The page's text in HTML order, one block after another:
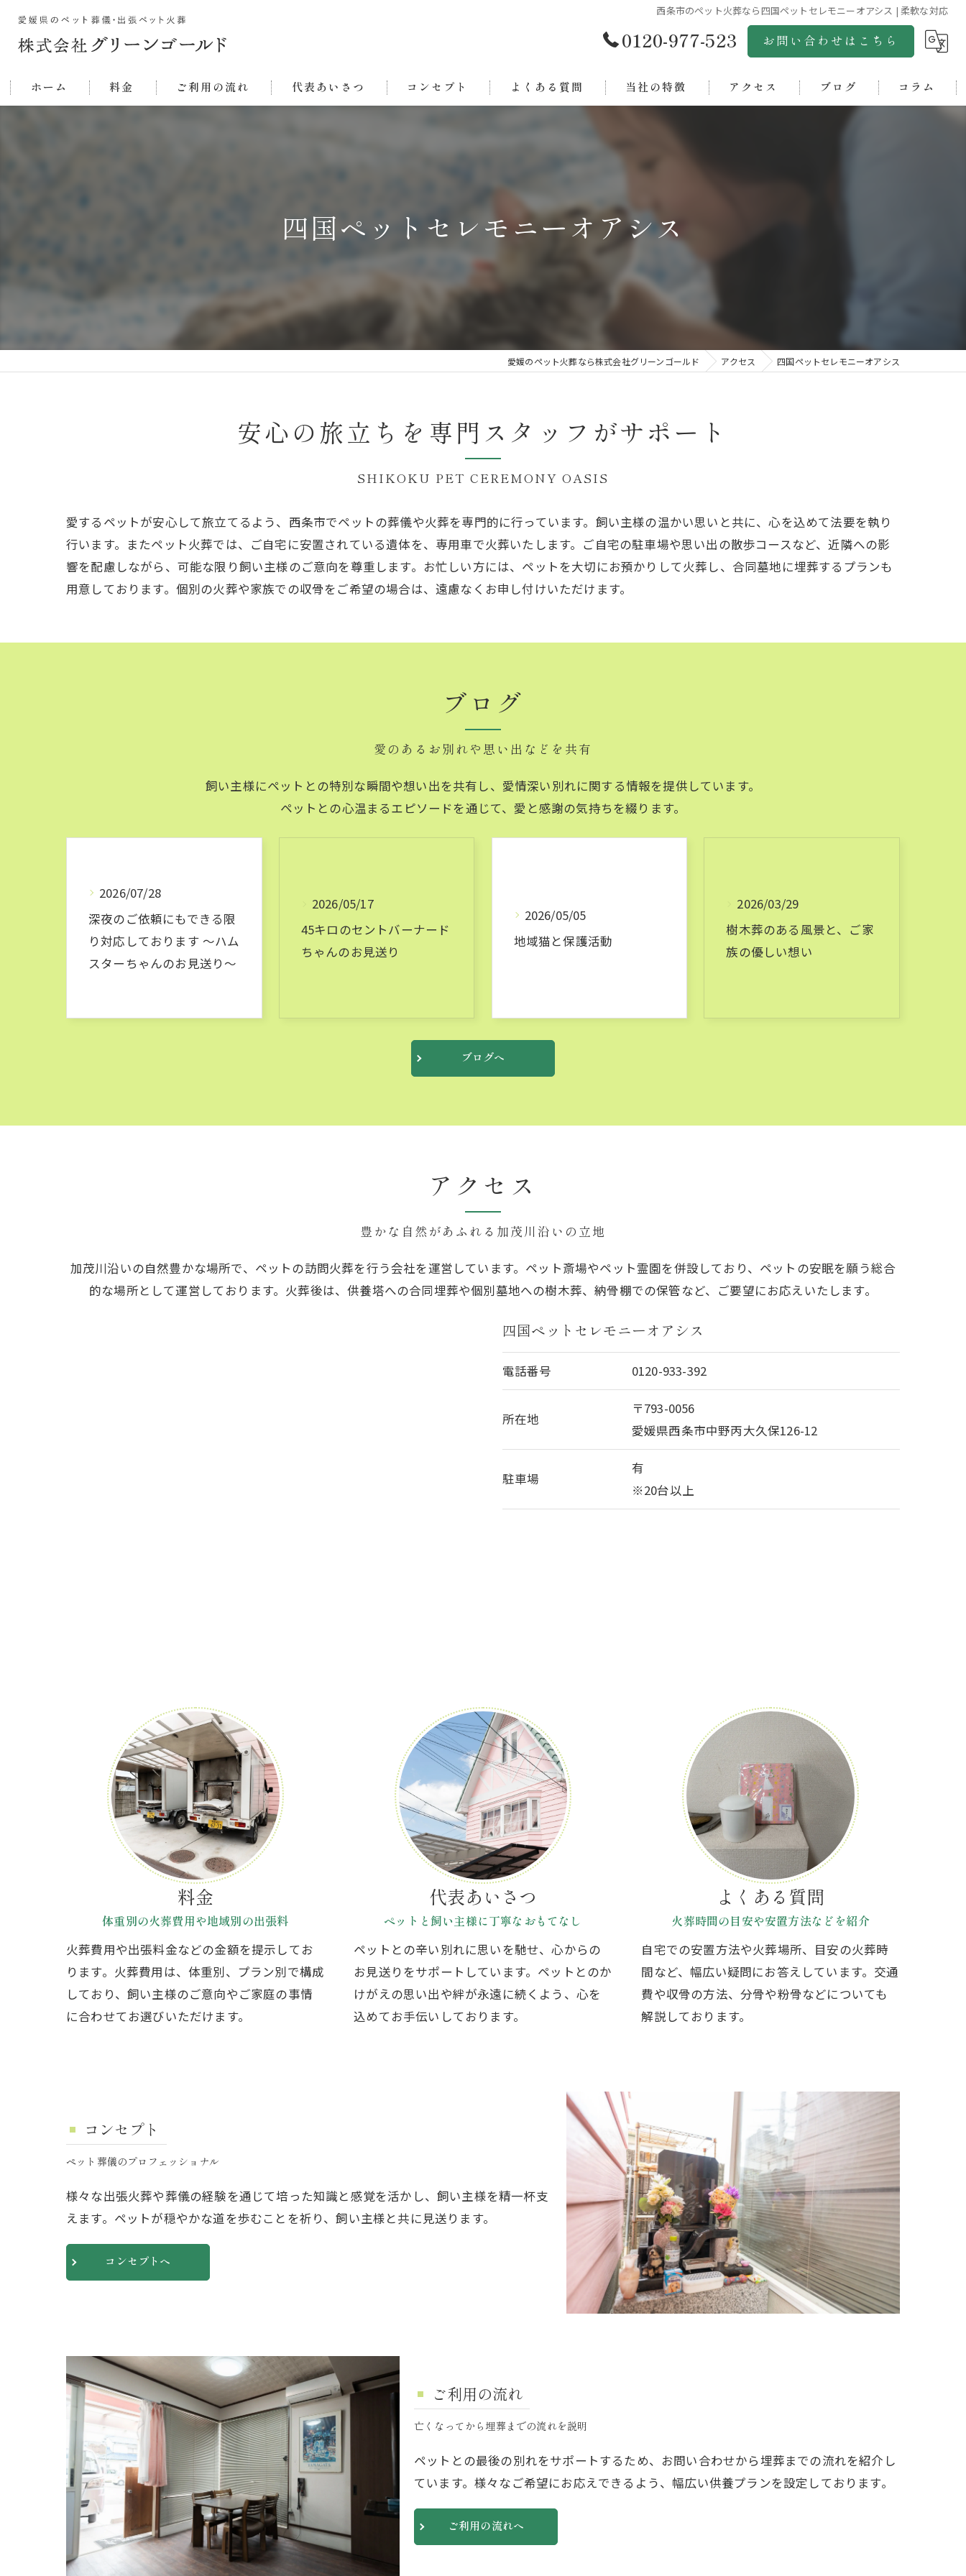
西条市のペット火葬なら四国ペットセレモニーオアシス | 柔軟な対応
0120-977-523 お問い合わせはこちら
ホーム 料金 ご利用の流れ 代表あいさつ コンセプト よくある質問 当社の特徴
今治市のペット火葬
新居浜市のペット火葬
東温市のペット火葬
アクセス
今治ペットセレモニー
砥部ペットセレモニー
ブログ コラム
四国ペットセレモニーオアシス
愛媛のペット火葬なら株式会社グリーンゴールド アクセス 四国ペットセレモニーオアシス
安心の旅立ちを専門スタッフがサポート
SHIKOKU PET CEREMONY OASIS
愛するペットが安心して旅立てるよう、西条市でペットの葬儀や火葬を専門的に行っています。飼い主様の温かい思いと共に、心を込めて法要を執り
行います。またペット火葬では、ご自宅に安置されている遺体を、専用車で火葬いたします。ご自宅の駐車場や思い出の散歩コースなど、近隣への影
響を配慮しながら、可能な限り飼い主様のご意向を尊重します。お忙しい方には、ペットを大切にお預かりして火葬し、合同墓地に埋葬するプランも
用意しております。個別の火葬や家族での収骨をご希望の場合は、遠慮なくお申し付けいただけます。
愛のあるお別れや思い出などを共有
ブログ
飼い主様にペットとの特別な瞬間や想い出を共有し、愛情深い別れに関する情報を提供しています。
ペットとの心温まるエピソードを通じて、愛と感謝の気持ちを綴ります。
2026/07/28
深夜のご依頼にもできる限
り対応しております ～ハム
スターちゃんのお見送り～
2026/05/17
45キロのセントバーナード
ちゃんのお見送り
2026/05/05
地域猫と保護活動
2026/03/29
樹木葬のある風景と、ご家
族の優しい想い
ブログへ
アクセス
豊かな自然があふれる加茂川沿いの立地
加茂川沿いの自然豊かな場所で、ペットの訪問火葬を行う会社を運営しています。ペット斎場やペット霊園を併設しており、ペットの安眠を願う総合
的な場所として運営しております。火葬後は、供養塔への合同埋葬や個別墓地への樹木葬、納骨棚での保管など、ご要望にお応えいたします。
四国ペットセレモニーオアシス
電話番号 0120-933-392
所在地
〒793-0056
愛媛県西条市中野丙大久保126-12
駐車場
有
※20台以上
料金
体重別の火葬費用や地域別の出張料
火葬費用や出張料金などの金額を提示してお
ります。火葬費用は、体重別、プラン別で構成
しており、飼い主様のご意向やご家庭の事情
に合わせてお選びいただけます。
代表あいさつ
ペットと飼い主様に丁寧なおもてなし
ペットとの辛い別れに思いを馳せ、心からの
お見送りをサポートしています。ペットとのか
けがえの思い出や絆が永遠に続くよう、心を
込めてお手伝いしております。
よくある質問
火葬時間の目安や安置方法などを紹介
自宅での安置方法や火葬場所、目安の火葬時
間など、幅広い疑問にお答えしています。交通
費や収骨の方法、分骨や粉骨などについても
解説しております。
コンセプト
ペット葬儀のプロフェッショナル
様々な出張火葬や葬儀の経験を通じて培った知識と感覚を活かし、飼い主様を精一杯支
えます。ペットが穏やかな道を歩むことを祈り、飼い主様と共に見送ります。
コンセプトへ
ご利用の流れ
亡くなってから埋葬までの流れを説明
ペットとの最後の別れをサポートするため、お問い合わせから埋葬までの流れを紹介し
ています。様々なご希望にお応えできるよう、幅広い供養プランを設定しております。
ご利用の流れへ